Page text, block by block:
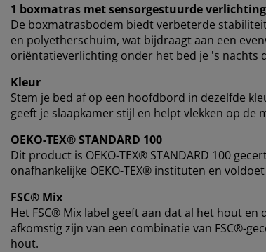
1 boxmatras met sensorgestuurde verlichting
De boxmatrasbodem biedt verbeterde
en polyetherschuim, wat bijdraagt ​​aan een
oriëntatieverlichting onder het bed je 's nachts
Kleur
Stem je bed af op een hoofdbord in dezelfde
geeft je slaapkamer stijl en helpt vlekken op
OEKO-TEX® STANDARD 100
Dit product is OEKO-TEX® STANDARD 100
onafhankelijke OEKO-TEX® instituten en
FSC® Mix
Het FSC® Mix label geeft aan dat al het hout
afkomstig zijn van een combinatie van FSC®-
hout.